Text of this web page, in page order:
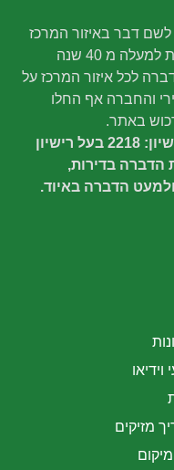
דבר באיזור המרכז
ובמדינת ישראל בכלל. החברה עובדת למעלה מ 40 שנה
לכל איזור המרכז על
והחברה אף החלו
באתר.
שם המדביר: מור אזולאי מספר רישיון: 2218 בעל רישיון
הדברה בדירות,
הדברה באיוד.
וידיאו
מזיקים